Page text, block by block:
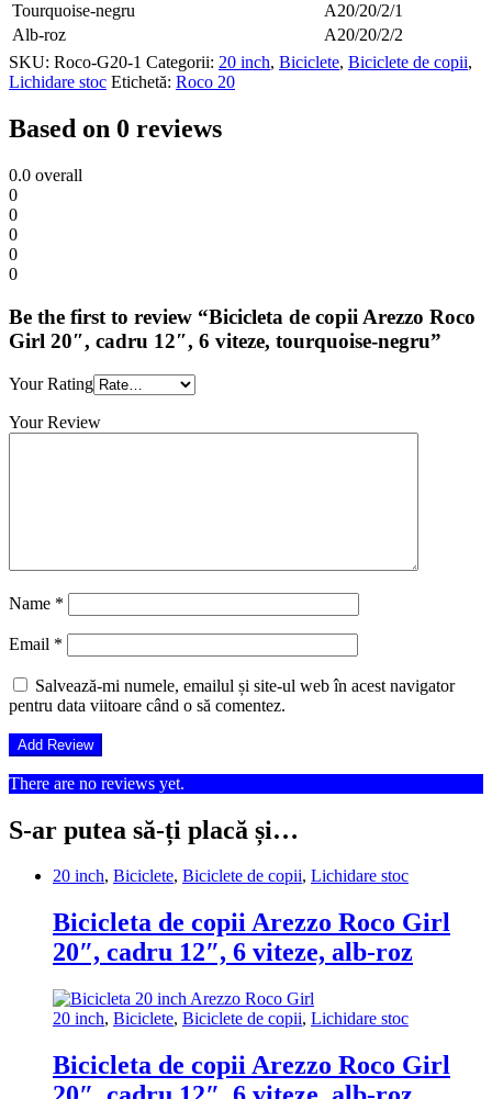
Tourquoise-negru
A20/20/2/1
Alb-roz
A20/20/2/2
SKU: Roco-G20-1 Categorii: 20 inch, Biciclete, Biciclete de copii,
Lichidare stoc Etichetă: Roco 20
Based on 0 reviews
0.0 overall
0
0
0
0
0
Be the first to review “Bicicleta de copii Arezzo Roco
Girl 20″, cadru 12″, 6 viteze, tourquoise-negru”
Your Rating
Your Review
Name *
Email *
Salvează-mi numele, emailul și site-ul web în acest navigator
pentru data viitoare când o să comentez.
There are no reviews yet.
S-ar putea să-ți placă și…
20 inch, Biciclete, Biciclete de copii, Lichidare stoc
Bicicleta de copii Arezzo Roco Girl
20″, cadru 12″, 6 viteze, alb-roz
20 inch, Biciclete, Biciclete de copii, Lichidare stoc
Bicicleta de copii Arezzo Roco Girl